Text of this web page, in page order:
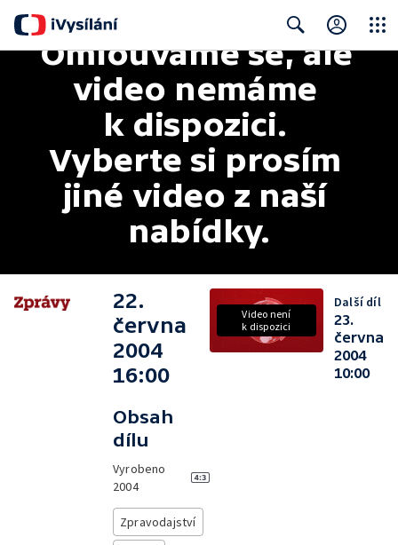
Search
Omlouváme se, ale
video nemáme
k dispozici.
Vyberte si prosím
jiné video z naší
nabídky.
22.
června
2004
16:00
Obsah
dílu
Vyrobeno
2004
Zpravodajství
Video není
k dispozici
Další díl
23.
června
2004
10:00